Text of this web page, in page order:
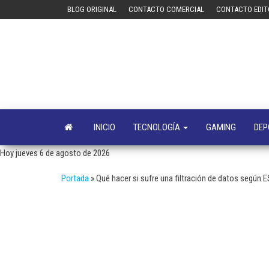
BLOG ORIGINAL CONTACTO COMERCIAL CONTACTO
INICIO TECNOLOGÍA GAMING
Hoy jueves 6 de agosto de 2026
Portada »Qué hacer si sufre una filtración de datos según